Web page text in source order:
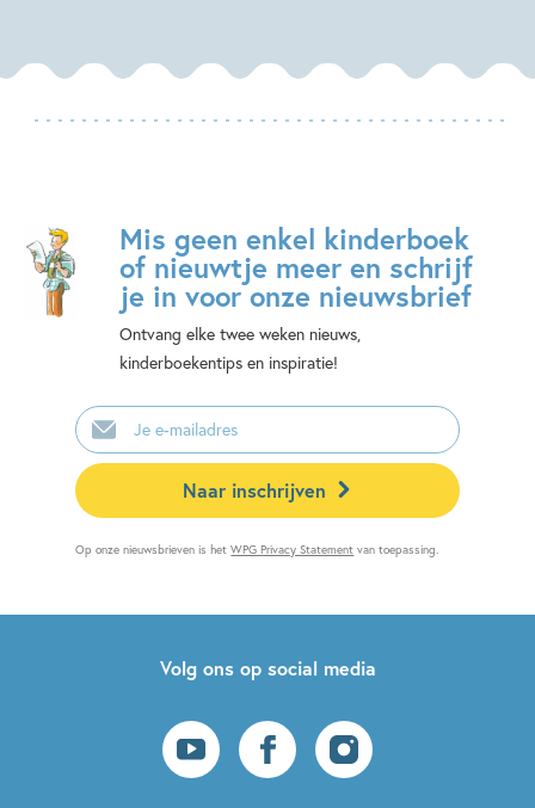
Mis geen enkel kinderboek
of nieuwtje meer en schrijf
je in voor onze nieuwsbrief
Ontvang elke twee weken nieuws,
kinderboekentips en inspiratie!
E-
mailadres
Naar inschrijven
Op onze nieuwsbrieven is hetWPG Privacy Statement van toepassing.
Volg ons op social media